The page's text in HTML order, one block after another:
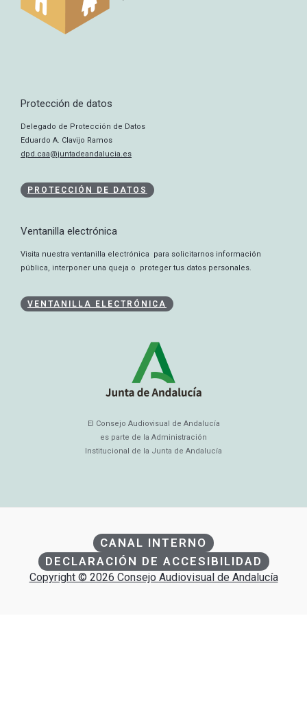
Protección de datos
Delegado de Protección de Datos
Eduardo A. Clavijo Ramos
dpd.caa@juntadeandalucia.es
PROTECCIÓN DE DATOS
Ventanilla electrónica
Visita nuestra ventanilla electrónica para solicitarnos información
pública, interponer una queja o proteger tus datos personales.
VENTANILLA ELECTRÓNICA
El Consejo Audiovisual de Andalucía
es parte de la Administración
Institucional de la Junta de Andalucía
CANAL INTERNO
DECLARACIÓN DE ACCESIBILIDAD
Copyright © 2026 Consejo Audiovisual de Andalucía